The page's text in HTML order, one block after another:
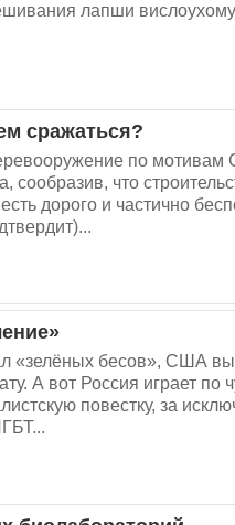
лапши вислоухому
сражаться?
по мотивам
сообразив, что
дорого и частично
«зелёных бесов», США
А вот Россия играет по
повестку, за